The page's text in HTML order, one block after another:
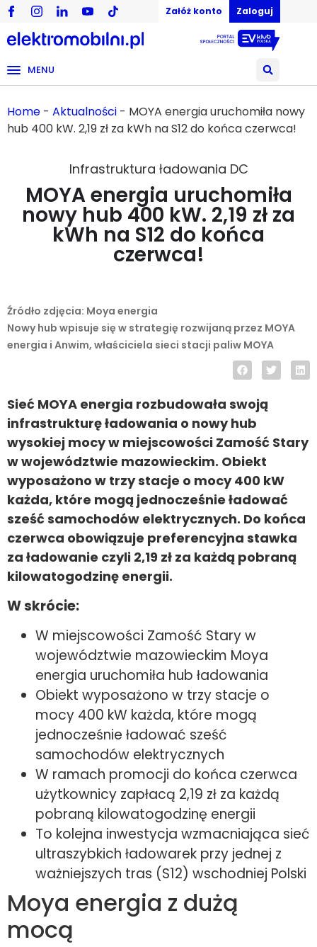
Załóż konto Zaloguj
MENU
Home - Aktualności - MOYA energia uruchomiła nowy
hub 400 kW. 2,19 zł za kWh na S12 do końca czerwca!
Infrastruktura ładowania DC
MOYA energia uruchomiła
nowy hub 400 kW. 2,19 zł za
kWh na S12 do końca
czerwca!
Nowy hub wpisuje się w strategię rozwijaną przez MOYA
energia i Anwim, właściciela sieci stacji paliw MOYA
Źródło zdjęcia: Moya energia
Sieć MOYA energia rozbudowała swoją
infrastrukturę ładowania o nowy hub
wysokiej mocy w miejscowości Zamość Stary
w województwie mazowieckim. Obiekt
wyposażono w trzy stacje o mocy 400 kW
każda, które mogą jednocześnie ładować
sześć samochodów elektrycznych. Do końca
czerwca obowiązuje preferencyjna stawka
za ładowanie czyli 2,19 zł za każdą pobraną
kilowatogodzinę energii.
W skrócie:
W miejscowości Zamość Stary w
województwie mazowieckim Moya
energia uruchomiła hub ładowania
Obiekt wyposażono w trzy stacje o
mocy 400 kW każda, które mogą
jednocześnie ładować sześć
samochodów elektrycznych
W ramach promocji do końca czerwca
użytkownicy zapłacą 2,19 zł za każdą
pobraną kilowatogodzinę energii
To kolejna inwestycja wzmacniająca sieć
ultraszybkich ładowarek przy jednej z
ważniejszych tras (S12) wschodniej Polski
Moya energia z dużą
mocą